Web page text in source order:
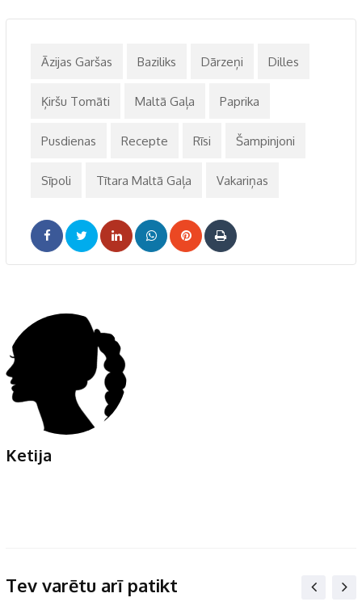
Āzijas Garšas Baziliks Dārzeņi Dilles
Ķiršu Tomāti Maltā Gaļa Paprika
Pusdienas Recepte Rīsi Šampinjoni
Sīpoli Tītara Maltā Gaļa Vakariņas
LinkedInWhatsappPinterest
Print
Ketija
Tev varētu arī patikt